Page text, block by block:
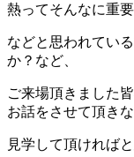
熱ってそんなに重要
などと思われてい
か？など、
ご来場頂きました
お話をさせて頂き
見学して頂ければ